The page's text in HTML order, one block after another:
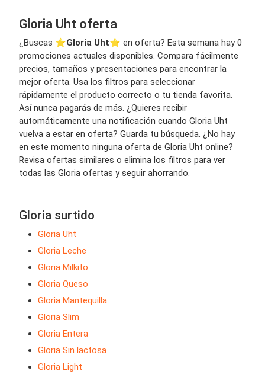
Gloria Uht oferta
¿Buscas ⭐️Gloria Uht⭐️ en oferta? Esta semana hay 0
promociones actuales disponibles. Compara fácilmente
precios, tamaños y presentaciones para encontrar la
mejor oferta. Usa los filtros para seleccionar
rápidamente el producto correcto o tu tienda favorita.
Así nunca pagarás de más. ¿Quieres recibir
automáticamente una notificación cuando Gloria Uht
vuelva a estar en oferta? Guarda tu búsqueda. ¿No hay
en este momento ninguna oferta de Gloria Uht online?
Revisa ofertas similares o elimina los filtros para ver
todas las Gloria ofertas y seguir ahorrando.
Gloria surtido
Gloria Uht
Gloria Leche
Gloria Milkito
Gloria Queso
Gloria Mantequilla
Gloria Slim
Gloria Entera
Gloria Sin lactosa
Gloria Light